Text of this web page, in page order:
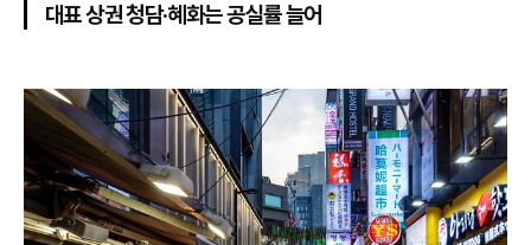
대표 상권 청담·혜화는 공실률 늘어